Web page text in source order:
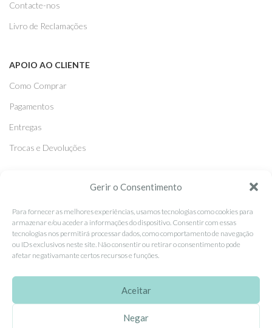
Gerir o Consentimento
Para fornecer as melhores experiências, usamos tecnologias como cookies para
armazenar e/ou aceder a informações do dispositivo. Consentir com essas
tecnologias nos permitirá processar dados, como comportamento de navegação
ou IDs exclusivos neste site. Não consentir ou retirar o consentimento pode
afetar negativamante certos recursos e funções.
Aceitar
Negar
Contacte-nos
Livro de Reclamações
APOIO AO CLIENTE
Como Comprar
Pagamentos
Entregas
Trocas e Devoluções
Facebook
Instagram
Pinterest